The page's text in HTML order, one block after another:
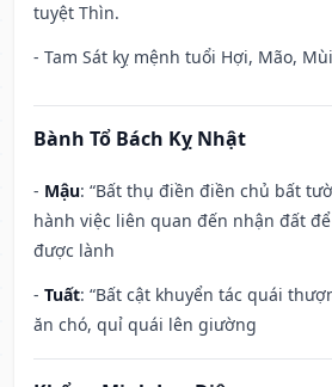
tuyệt Thìn.
- Tam Sát kỵ mệnh tuổi Hợi, Mão,
Bành Tổ Bách Kỵ Nhật
- Mậu: “Bất thụ điền điền chủ bất
hành việc liên quan đến nhận đất
được lành
- Tuất: “Bất cật khuyển tác quái
ăn chó, quỉ quái lên giường